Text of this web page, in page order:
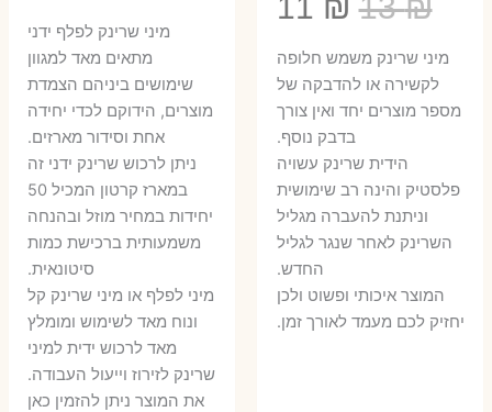
המקורי
היה:
13 ₪.
הוא:
​מיני שרינק משמש חלופה
לקשירה או להדבקה של
מספר מוצרים יחד ואין צורך
בדבק נוסף.
הידית שרינק עשויה
פלסטיק והינה רב שימושית
וניתנת להעברה מגליל
השרינק לאחר שנגר לגליל
החדש.
המוצר איכותי ופשוט ולכן
יחזיק לכם מעמד לאורך זמן.
היה:
8 ₪.
6 ₪.
מיני שרינק לפלף ידני
מתאים מאד למגוון
שימושים ביניהם הצמדת
מוצרים, הידוקם לכדי יחידה
אחת וסידור מארזים.
ניתן לרכוש שרינק ידני זה
במארז קרטון המכיל 50
יחידות במחיר מוזל ובהנחה
משמעותית ברכישת כמות
סיטונאית.
מיני לפלף או מיני שרינק קל
ונוח מאד לשימוש ומומלץ
מאד לרכוש ידית למיני
שרינק לזירוז וייעול העבודה.
את המוצר ניתן להזמין כאן